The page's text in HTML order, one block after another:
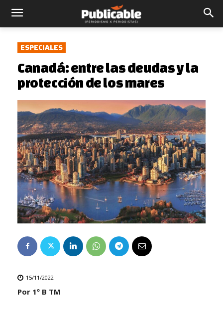
ESPECIALES
Canadá: entre las deudas y la
protección de los mares
15/11/2022
Por 1º B TM